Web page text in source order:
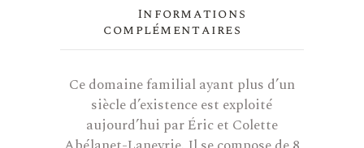
Informations
complémentaires
Ce domaine familial ayant plus d’un
siècle d’existence est exploité
aujourd’hui par Éric et Colette